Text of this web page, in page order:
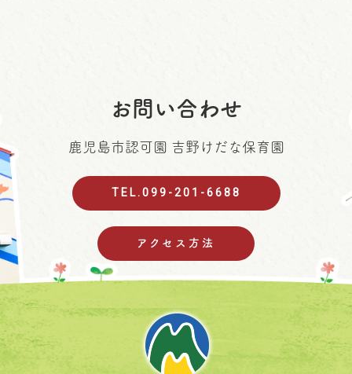
お問い合わせ
鹿児島市認可園 吉野けだな保育園
TEL.099-201-6688
アクセス方法